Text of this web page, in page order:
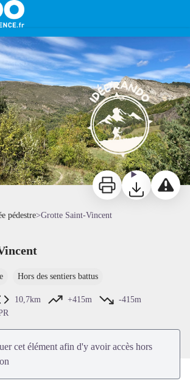
Vue sur la forêt d'Authon - CCSB
Voir l'image en plein écran
ImprimerTéléchargerSignaler
pédestre>Grotte Saint-Vincent
Hors des sentiers battus
10,7km +415m
-415m
cet élément afin d'y avoir accès hors